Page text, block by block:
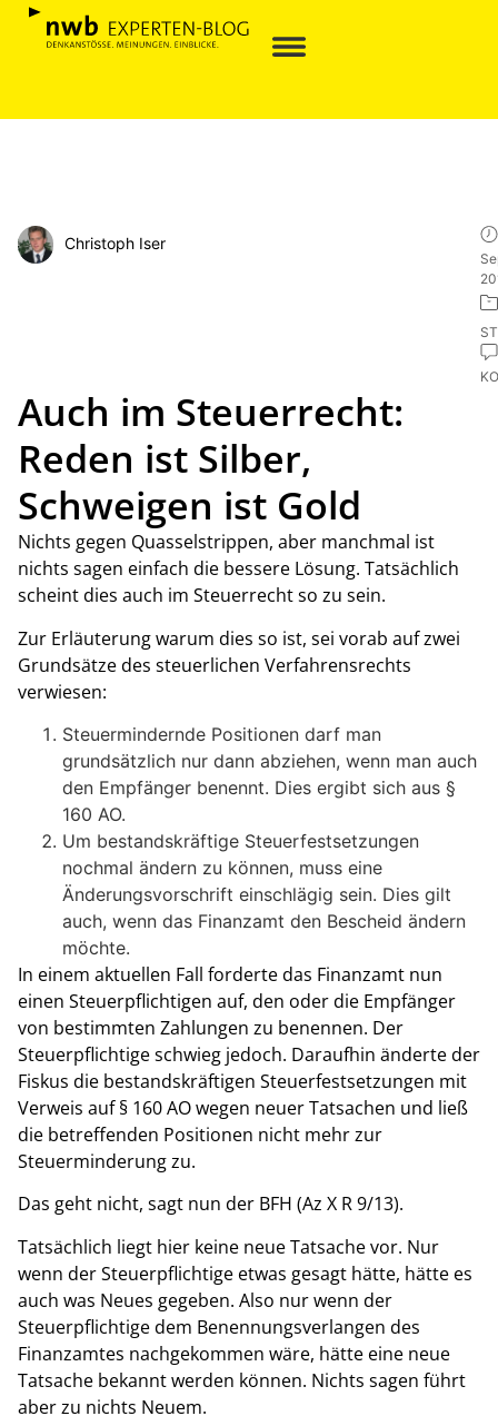
Christoph Iser
Auch im Steuerrecht:
Reden ist Silber,
Schweigen ist Gold
Nichts gegen Quasselstrippen, aber manchmal ist
nichts sagen einfach die bessere Lösung. Tatsächlich
scheint dies auch im Steuerrecht so zu sein.
Zur Erläuterung warum dies so ist, sei vorab auf zwei
Grundsätze des steuerlichen Verfahrensrechts
verwiesen:
Steuermindernde Positionen darf man
grundsätzlich nur dann abziehen, wenn man auch
den Empfänger benennt. Dies ergibt sich aus §
160 AO.
Um bestandskräftige Steuerfestsetzungen
nochmal ändern zu können, muss eine
Änderungsvorschrift einschlägig sein. Dies gilt
auch, wenn das Finanzamt den Bescheid ändern
möchte.
In einem aktuellen Fall forderte das Finanzamt nun
einen Steuerpflichtigen auf, den oder die Empfänger
von bestimmten Zahlungen zu benennen. Der
Steuerpflichtige schwieg jedoch. Daraufhin änderte der
Fiskus die bestandskräftigen Steuerfestsetzungen mit
Verweis auf § 160 AO wegen neuer Tatsachen und ließ
die betreffenden Positionen nicht mehr zur
Steuerminderung zu.
Das geht nicht, sagt nun der BFH (Az X R 9/13).
Tatsächlich liegt hier keine neue Tatsache vor. Nur
wenn der Steuerpflichtige etwas gesagt hätte, hätte es
auch was Neues gegeben. Also nur wenn der
Steuerpflichtige dem Benennungsverlangen des
Finanzamtes nachgekommen wäre, hätte eine neue
Tatsache bekannt werden können. Nichts sagen führt
aber zu nichts Neuem.